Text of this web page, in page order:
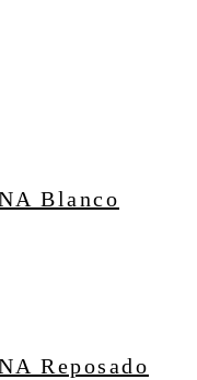
Blanco
Reposado